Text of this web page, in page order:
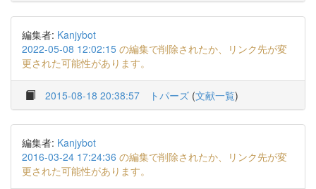
編集者: Kanjybot
2022-05-08 12:02:15 の編集で削除されたか、リンク先が変
更された可能性があります。
2015-08-18 20:38:57 トパーズ (文献一覧)
編集者: Kanjybot
2016-03-24 17:24:36 の編集で削除されたか、リンク先が変
更された可能性があります。